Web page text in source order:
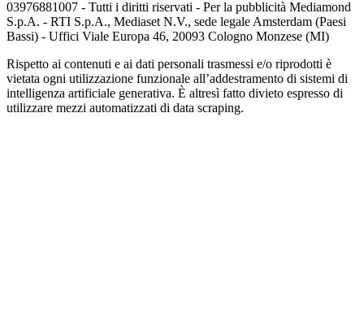
03976881007 - Tutti i diritti riservati - Per la pubblicità Mediamond
S.p.A. - RTI S.p.A., Mediaset N.V., sede legale Amsterdam (Paesi
Bassi) - Uffici Viale Europa 46, 20093 Cologno Monzese (MI)
Rispetto ai contenuti e ai dati personali trasmessi e/o riprodotti è
vietata ogni utilizzazione funzionale all’addestramento di sistemi di
intelligenza artificiale generativa. È altresì fatto divieto espresso di
utilizzare mezzi automatizzati di data scraping.